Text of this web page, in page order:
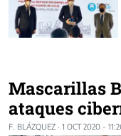
Mascarillas
ataques
F. BLÁZQUEZ · 1 OCT 2020 -